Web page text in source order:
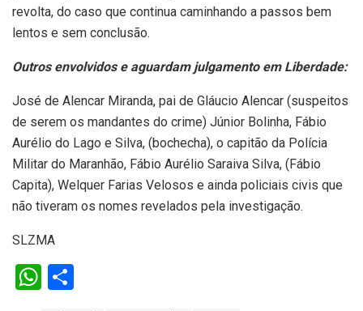
revolta, do caso que continua caminhando a passos bem
lentos e sem conclusão.
Outros envolvidos e aguardam julgamento em Liberdade:
José de Alencar Miranda, pai de Gláucio Alencar (suspeitos
de serem os mandantes do crime) Júnior Bolinha, Fábio
Aurélio do Lago e Silva, (bochecha), o capitão da Polícia
Militar do Maranhão, Fábio Aurélio Saraiva Silva, (Fábio
Capita), Welquer Farias Velosos e ainda policiais civis que
não tiveram os nomes revelados pela investigação.
SLZMA
W